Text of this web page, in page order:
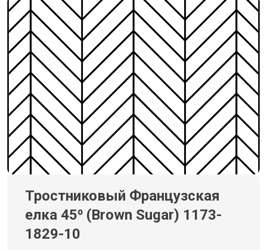
Тростниковый Французская
елка 45⁰ (Brown Sugar) 1173-
1829-10